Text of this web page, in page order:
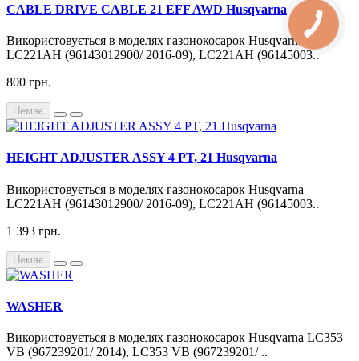
CABLE DRIVE CABLE 21 EFF AWD Husqvarna
Використовується в моделях газонокосарок Husqvarna
LC221AH (96143012900/ 2016-09), LC221AH (96145003..
800 грн.
Немає
HEIGHT ADJUSTER ASSY 4 PT, 21 Husqvarna
Використовується в моделях газонокосарок Husqvarna
LC221AH (96143012900/ 2016-09), LC221AH (96145003..
1 393 грн.
Немає
WASHER
Використовується в моделях газонокосарок Husqvarna LC353
VB (967239201/ 2014), LC353 VB (967239201/ ..